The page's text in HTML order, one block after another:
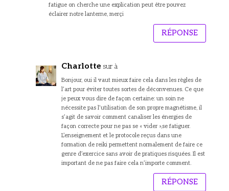
fatigue on cherche une explication peut être pouvez
éclairer notre lanterne, merçi
RÉPONSE
Charlotte sur à
Bonjour, oui il vaut mieux faire cela dans les règles de
l’art pour éviter toutes sortes de déconvenues. Ce que
je peux vous dire de façon certaine: un soin ne
nécessite pas l’utilisation de son propre magnétisme, il
s’agit de savoir comment canaliser les énergies de
façon correcte pour ne pas se « vider »,se fatiguer.
L’enseignement et le protocole reçus dans une
formation de reiki permettent normalement de faire ce
genre d’exercice sans avoir de pratiques risquées. Il est
important de ne pas faire cela n’importe comment.
RÉPONSE